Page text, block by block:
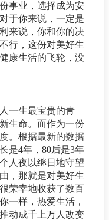
事业，选择成为安
于你来说，一定是
来说，你和你的决
行，这份对美好生
康生活的飞轮，没
一生最宝贵的青
生命。而作为一份
。根据最新的数据
是4年，80后是3年
人夜以继日地守望
，那就是对美好生
荣幸地收获了数百
一样，热爱生活，
动成千上万人改变